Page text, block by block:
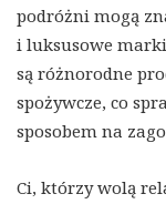
podróżni mogą
i luksusowe
są różnorodne
spożywcze, co
sposobem na
Ci, którzy wolą